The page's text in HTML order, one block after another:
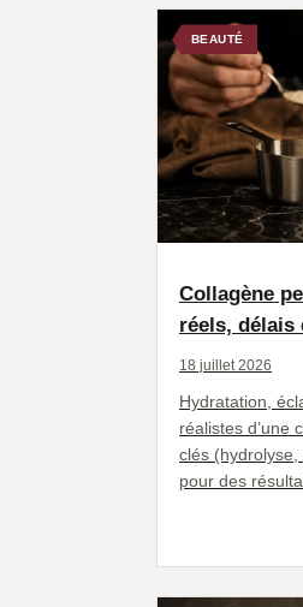
BEAUTÉ
Collagène
réels, délais
18 juillet 2026
Hydratation,
réalistes d’une
clés
pour des